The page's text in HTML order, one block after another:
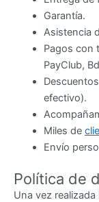
Garantía.
Asistencia
Pagos con
PayClub,
efectivo).
Miles de
Envío
Política de
Una vez